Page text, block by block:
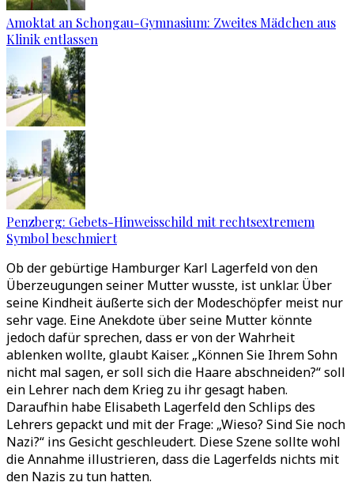
Amoktat an Schongau-Gymnasium: Zweites Mädchen aus
Klinik entlassen
Penzberg: Gebets-Hinweisschild mit rechtsextremem
Symbol beschmiert
Ob der gebürtige Hamburger Karl Lagerfeld von den
Überzeugungen seiner Mutter wusste, ist unklar. Über
seine Kindheit äußerte sich der Modeschöpfer meist nur
sehr vage. Eine Anekdote über seine Mutter könnte
jedoch dafür sprechen, dass er von der Wahrheit
ablenken wollte, glaubt Kaiser. „Können Sie Ihrem Sohn
nicht mal sagen, er soll sich die Haare abschneiden?“ soll
ein Lehrer nach dem Krieg zu ihr gesagt haben.
Daraufhin habe Elisabeth Lagerfeld den Schlips des
Lehrers gepackt und mit der Frage: „Wieso? Sind Sie noch
Nazi?“ ins Gesicht geschleudert. Diese Szene sollte wohl
die Annahme illustrieren, dass die Lagerfelds nichts mit
den Nazis zu tun hatten.